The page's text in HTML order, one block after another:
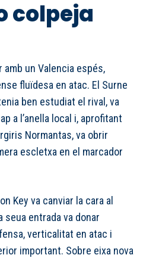
colpeja
amb un Valencia espés,
fluïdesa en atac. El Surne
ben estudiat el rival, va
a l’anella local i, aprofitant
Normantas, va obrir
escletxa en el marcador
Key va canviar la cara al
seua entrada va donar
verticalitat en atac i
important. Sobre eixa nova